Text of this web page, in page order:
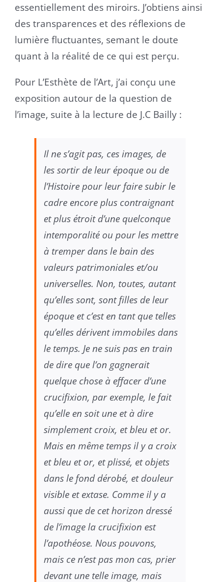
essentiellement des miroirs. J’obtiens ainsi
des transparences et des réflexions de
lumière fluctuantes, semant le doute
quant à la réalité de ce qui est perçu.
Pour L’Esthète de l’Art, j’ai conçu une
exposition autour de la question de
l’image, suite à la lecture de J.C Bailly :
Il ne s’agit pas, ces images, de
les sortir de leur époque ou de
l’Histoire pour leur faire subir le
cadre encore plus contraignant
et plus étroit d’une quelconque
intemporalité ou pour les mettre
à tremper dans le bain des
valeurs patrimoniales et/ou
universelles. Non, toutes, autant
qu’elles sont, sont filles de leur
époque et c’est en tant que telles
qu’elles dérivent immobiles dans
le temps. Je ne suis pas en train
de dire que l’on gagnerait
quelque chose à effacer d’une
crucifixion, par exemple, le fait
qu’elle en soit une et à dire
simplement croix, et bleu et or.
Mais en même temps il y a croix
et bleu et or, et plissé, et objets
dans le fond dérobé, et douleur
visible et extase. Comme il y a
aussi que de cet horizon dressé
de l’image la crucifixion est
l’apothéose. Nous pouvons,
mais ce n’est pas mon cas, prier
devant une telle image, mais